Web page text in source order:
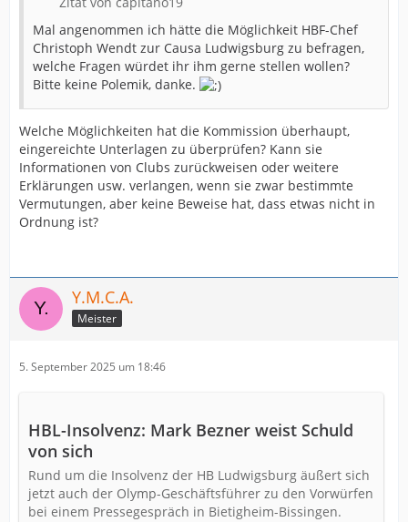
Mal angenommen ich hätte die Möglichkeit HBF-Chef
Christoph Wendt zur Causa Ludwigsburg zu befragen,
welche Fragen würdet ihr ihm gerne stellen wollen?
Bitte keine Polemik, danke.
Welche Möglichkeiten hat die Kommission überhaupt,
eingereichte Unterlagen zu überprüfen? Kann sie
Informationen von Clubs zurückweisen oder weitere
Erklärungen usw. verlangen, wenn sie zwar bestimmte
Vermutungen, aber keine Beweise hat, dass etwas nicht in
Ordnung ist?
Y.M.C.A.
Meister
5. September 2025 um 18:46
HBL-Insolvenz: Mark Bezner weist Schuld
von sich
Rund um die Insolvenz der HB Ludwigsburg äußert sich
jetzt auch der Olymp-Geschäftsführer zu den Vorwürfen
bei einem Pressegespräch in Bietigheim-Bissingen.